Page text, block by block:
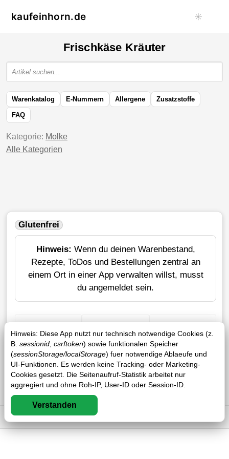
kaufeinhorn.de ☀️
Hinweis: Diese App nutzt nur technisch notwendige Cookies (z.
B. sessionid csrftoken) sowie funktionalen Speicher
(sessionStorage/localStorage) fuer notwendige Ablaeufe und
UI-Funktionen. Es werden keine Tracking- oder Marketing-
Cookies gesetzt. Die Seitenaufruf-Statistik arbeitet nur
aggregiert und ohne Roh-IP, User-ID oder Session-ID.
Verstanden
Frischkäse Kräuter
Warenkatalog E-Nummern Allergene Zusatzstoffe
FAQ
Kategorie: Molke
Alle Kategorien
Glutenfrei
Hinweis: Wenn du deinen Warenbestand,
Rezepte, ToDos und Bestellungen zentral an
einem Ort in einer App verwalten willst, musst
du angemeldet sein.
+ Einkauf Verlustrechner Sticker erstellen
Impressum